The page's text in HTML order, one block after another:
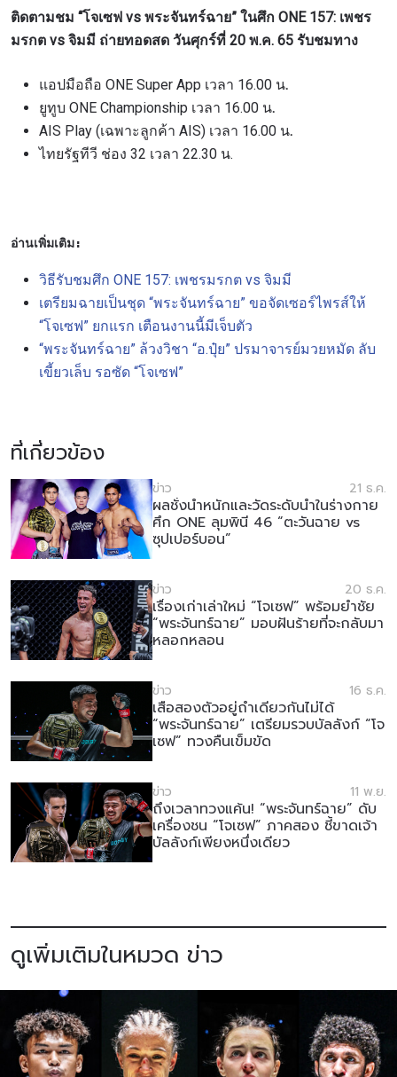
ติดตามชม “โจเซฟ vs พระจันทร์ฉาย” ในศึก ONE 157: เพชร
มรกต vs จิมมี ถ่ายทอดสด วันศุกร์ที่ 20 พ.ค. 65 รับชมทาง
แอปมือถือ ONE Super App เวลา 16.00 น.
ยูทูบ ONE Championship เวลา 16.00 น.
AIS Play (เฉพาะลูกค้า AIS) เวลา 16.00 น.
ไทยรัฐทีวี ช่อง 32 เวลา 22.30 น.
อ่านเพิ่มเติม:
วิธีรับชมศึก ONE 157: เพชรมรกต vs จิมมี
เตรียมฉายเป็นชุด “พระจันทร์ฉาย” ขอจัดเซอร์ไพรส์ให้
“โจเซฟ” ยกแรก เตือนงานนี้มีเจ็บตัว
“พระจันทร์ฉาย” ล้วงวิชา “อ.ปุ๋ย” ปรมาจารย์มวยหมัด ลับ
เขี้ยวเล็บ รอซัด “โจเซฟ”
ที่เกี่ยวข้อง
ข่าว 21 ธ.ค.
ผลชั่งน้ำหนักและวัดระดับน้ำในร่างกาย
ศึก ONE ลุมพินี 46 “ตะวันฉาย vs
ซุปเปอร์บอน”
ข่าว 20 ธ.ค.
เรื่องเก่าเล่าใหม่ “โจเซฟ” พร้อมย้ำชัย
“พระจันทร์ฉาย” มอบฝันร้ายที่จะกลับมา
หลอกหลอน
ข่าว 16 ธ.ค.
เสือสองตัวอยู่ถ้ำเดียวกันไม่ได้
“พระจันทร์ฉาย” เตรียมรวบบัลลังก์ “โจ
เซฟ” ทวงคืนเข็มขัด
ข่าว 11 พ.ย.
ถึงเวลาทวงแค้น! “พระจันทร์ฉาย” ดับ
เครื่องชน “โจเซฟ” ภาคสอง ชี้ขาดเจ้า
บัลลังก์เพียงหนึ่งเดียว
ดูเพิ่มเติมในหมวด ข่าว
คู่แข่ง
อีเวนต์
เพื่อไม่พลาดข่าวสารของ ONE รีบลงทะเบียนตอนนี้
เพื่อรับข้อมูลอัปเดตล่าสุดก่อนใคร รวมทั้งข้อเสนอ
และสิทธิพิเศษในการเลือกที่นั่งที่ดีที่สุดในสนาม
อีเมล
ชื่อ
การส่งแบบฟอร์มนี้ถือว่าท่านให้ความยินยอมให้เรา
รวบรวม ใช้งาน และเปิดเผยข้อมูลของท่านภายใต้
นโยบายความเป็นส่วนตัวของเรา ท่านสามารถ
ยกเลิกการสมัครรับข่าวสารได้ตลอดเวลา